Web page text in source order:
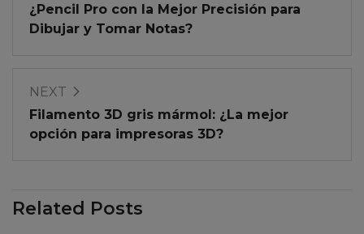
¿Pencil Pro con la Mejor Precisión para
Dibujar y Tomar Notas?
NEXT
Filamento 3D gris mármol: ¿La mejor
opción para impresoras 3D?
Related Posts